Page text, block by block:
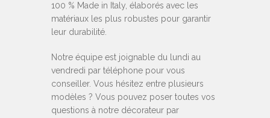
100 % Made in Italy, élaborés avec les
matériaux les plus robustes pour garantir
leur durabilité.
Notre équipe est joignable du lundi au
vendredi par téléphone pour vous
conseiller. Vous hésitez entre plusieurs
modèles ? Vous pouvez poser toutes vos
questions à notre décorateur par